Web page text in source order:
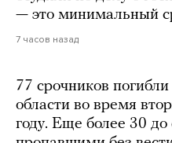
— это минимальный
7 часов назад
77 срочников
области во время
году. Еще более 30 до